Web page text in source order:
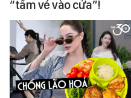
“tấm vé vào cửa”!